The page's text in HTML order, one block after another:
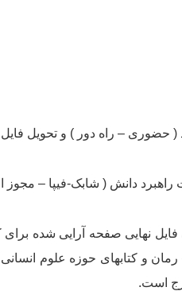
( حضوری – راه دور ) و تحویل فایل
راهبرد دانش ( شابک-فیپا – مجوز
است.